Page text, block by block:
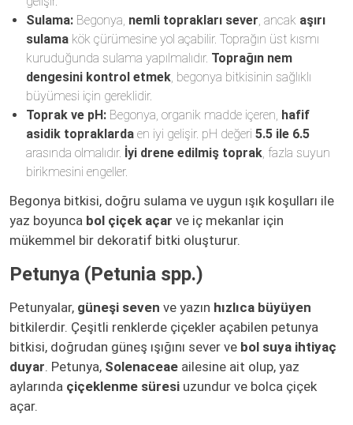
Sulama:Begonya, nemli toprakları sever, ancak aşırı
sulamakök çürümesine yol açabilir. Toprağın üst kısmı
kuruduğunda sulama yapılmalıdır. Toprağın nem
dengesini kontrol etmek, begonya bitkisinin sağlıklı
büyümesi için gereklidir.
Toprak ve pH:Begonya, organik madde içeren, hafif
asidik topraklardaen iyi gelişir. pH değeri 5.5 ile 6.5
arasında olmalıdır. İyi drene edilmiş toprak, fazla suyun
birikmesini engeller.
Begonya bitkisi, doğru sulama ve uygun ışık koşulları ile
yaz boyunca bol çiçek açar ve iç mekanlar için
mükemmel bir dekoratif bitki oluşturur.
Petunya (Petunia spp.)
Petunyalar, güneşi seven ve yazın hızlıca büyüyen
bitkilerdir. Çeşitli renklerde çiçekler açabilen petunya
bitkisi, doğrudan güneş ışığını sever ve bol suya ihtiyaç
duyar. Petunya, Solenaceae ailesine ait olup, yaz
aylarında çiçeklenme süresi uzundur ve bolca çiçek
açar.